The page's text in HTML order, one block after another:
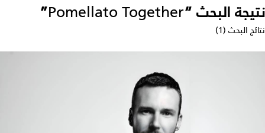
نتيجة البحث “Pomellato Together
”
نتائج البحث (1)